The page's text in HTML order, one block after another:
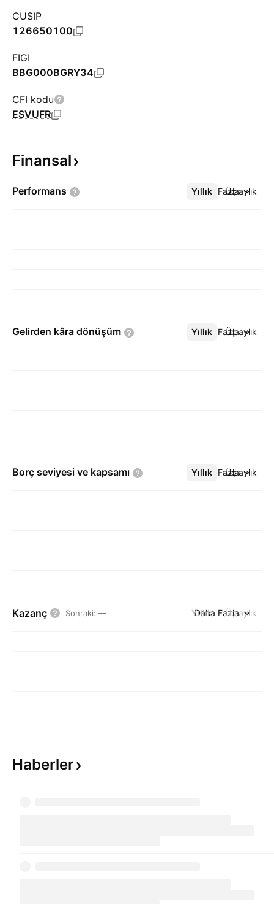
CUSIP
126650100
FIGI
BBG000BGRY34
CFI kodu
ESVUFR
Finansal
Performans Yıllık Üç aylık
Daha Fazla
Gelirden kâra dönüşüm Yıllık Üç aylık
Daha Fazla
Borç seviyesi ve kapsamı Yıllık Üç aylık
Daha Fazla
Kazanç Sonraki: — Yıllık Üç aylık
Daha Fazla
Haberler